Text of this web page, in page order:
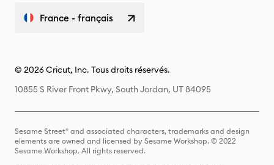
France - français
© 2026 Cricut, Inc. Tous droits réservés.
10855 S River Front Pkwy, South Jordan, UT 84095
Sesame Street® and associated characters, trademarks and design
elements are owned and licensed by Sesame Workshop. © 2022
Sesame Workshop. All rights reserved.